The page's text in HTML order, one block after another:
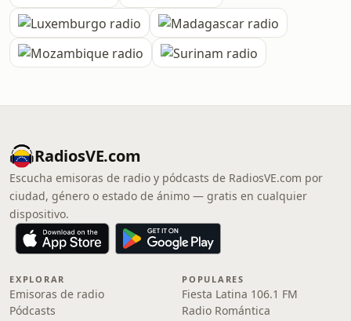
RadiosVE.com
Escucha emisoras de radio y pódcasts de RadiosVE.com por
ciudad, género o estado de ánimo — gratis en cualquier
dispositivo.
EXPLORAR
Emisoras de radio
Pódcasts
POPULARES
Fiesta Latina 106.1 FM
Radio Romántica